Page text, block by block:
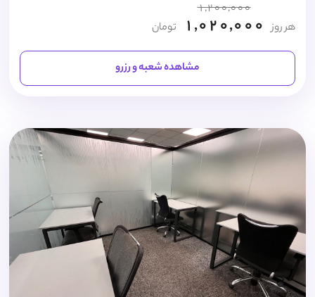
هر روز
1,200,000
1,020,000 تومان
مشاهده شعبه و رزرو